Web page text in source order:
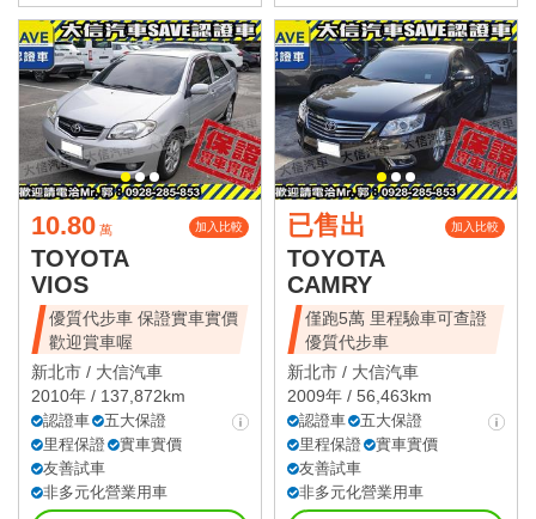
10.80 萬 加入比較
TOYOTA
VIOS
優質代步車 保證實車實價
歡迎賞車喔
新北市 / 大信汽車
2010年 / 137,872km
認證車
五大保證
里程保證
實車實價
友善試車
非多元化營業用車
已售出 加入比較
TOYOTA
CAMRY
僅跑5萬 里程驗車可查證
優質代步車
新北市 / 大信汽車
2009年 / 56,463km
認證車
五大保證
里程保證
實車實價
友善試車
非多元化營業用車